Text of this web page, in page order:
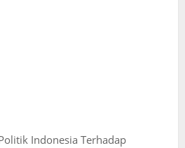
Indonesia Terhadap